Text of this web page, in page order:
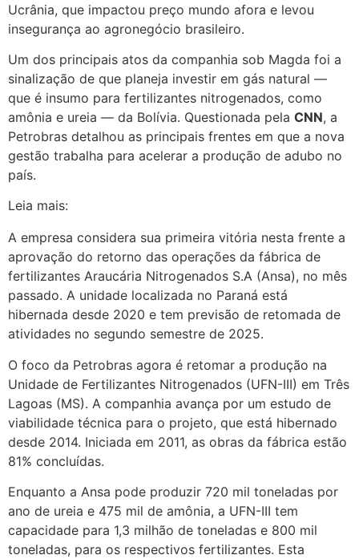
Ucrânia, que impactou preço mundo afora e levou
insegurança ao agronegócio brasileiro.
Um dos principais atos da companhia sob Magda foi a
sinalização de que planeja investir em gás natural —
que é insumo para fertilizantes nitrogenados, como
amônia e ureia — da Bolívia. Questionada pela CNN, a
Petrobras detalhou as principais frentes em que a nova
gestão trabalha para acelerar a produção de adubo no
país.
Leia mais:
A empresa considera sua primeira vitória nesta frente a
aprovação do retorno das operações da fábrica de
fertilizantes Araucária Nitrogenados S.A (Ansa), no mês
passado. A unidade localizada no Paraná está
hibernada desde 2020 e tem previsão de retomada de
atividades no segundo semestre de 2025.
O foco da Petrobras agora é retomar a produção na
Unidade de Fertilizantes Nitrogenados (UFN-III) em Três
Lagoas (MS). A companhia avança por um estudo de
viabilidade técnica para o projeto, que está hibernado
desde 2014. Iniciada em 2011, as obras da fábrica estão
81% concluídas.
Enquanto a Ansa pode produzir 720 mil toneladas por
ano de ureia e 475 mil de amônia, a UFN-III tem
capacidade para 1,3 milhão de toneladas e 800 mil
toneladas, para os respectivos fertilizantes. Esta